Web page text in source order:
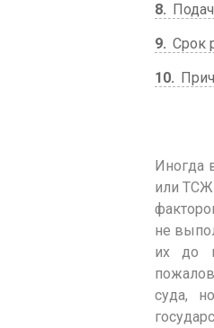
8
9 Срок
10
Иногда
или ТСЖ
не
их до
суда,